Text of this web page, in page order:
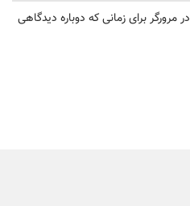
برای زمانی که دوباره دیدگاهی